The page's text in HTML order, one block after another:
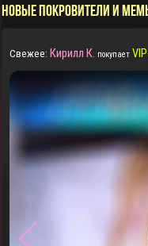
НОВЫЕ ПОКРОВИТЕЛИ И
Свежее: Кирилл К. покупает